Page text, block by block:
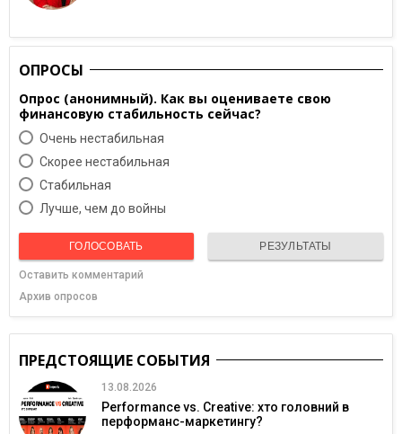
ОПРОСЫ
Опрос (анонимный). Как вы оцениваете свою
финансовую стабильность сейчас?
Очень нестабильная
Скорее нестабильная
Cтабильная
Лучше, чем до войны
ГОЛОСОВАТЬ РЕЗУЛЬТАТЫ
Оставить комментарий
Архив опросов
ПРЕДСТОЯЩИЕ СОБЫТИЯ
13.08.2026
Performance vs. Creative: хто головний в
перформанс-маркетингу?